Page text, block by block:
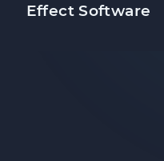
Effect Software